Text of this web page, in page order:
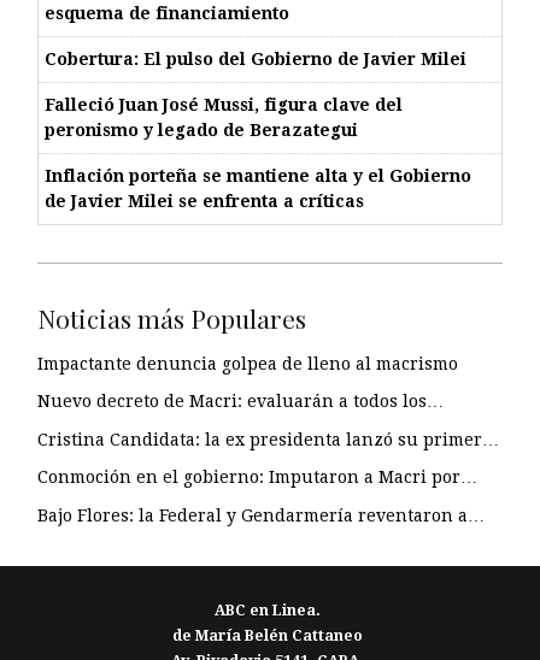
esquema de financiamiento
Cobertura: El pulso del Gobierno de Javier Milei
Falleció Juan José Mussi, figura clave del
peronismo y legado de Berazategui
Inflación porteña se mantiene alta y el Gobierno
de Javier Milei se enfrenta a críticas
Noticias más Populares
Impactante denuncia golpea de lleno al macrismo
Nuevo decreto de Macri: evaluarán a todos los…
Cristina Candidata: la ex presidenta lanzó su primer…
Conmoción en el gobierno: Imputaron a Macri por…
Bajo Flores: la Federal y Gendarmería reventaron a…
ABC en Linea.
de María Belén Cattaneo